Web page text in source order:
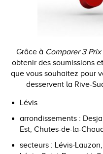
Grâce à Comparer 3
obtenir des soumissions
que vous souhaitez pour
desservent la Rive-
Lévis
arrondissements :
Est, Chutes-de-la-
secteurs : Lévis-